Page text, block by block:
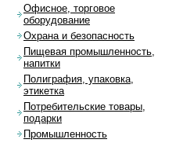
Офисное, торговое
оборудование
Охрана и безопасность
Пищевая промышленность,
напитки
Полиграфия, упаковка,
этикетка
Потребительские товары,
подарки
Промышленность